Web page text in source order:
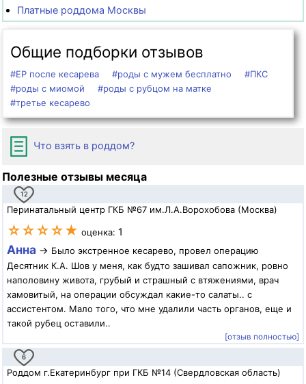
Платные роддома Москвы
Общие подборки отзывов
#ЕР после кесарева #роды с мужем бесплатно
#ПКС
#роды с миомой
#роды с рубцом на матке
#третье кесарево
Что взять в роддом?
Полезные отзывы месяца
12
Перинатальный центр ГКБ №67 им.Л.А.Ворохобова (Москва)
☆☆☆☆★ оценка: 1
Анна → Было экстренное кесарево, провел операцию
Десятник К.А. Шов у меня, как будто зашивал сапожник, ровно
наполовину живота, грубый и страшный с втяжениями, врач
хамовитый, на операции обсуждал какие-то салаты.. с
ассистентом. Мало того, что мне удалили часть органов, еще и
такой рубец оставили..
[отзыв полностью]
6
Роддом г.Екатеринбург при ГКБ №14 (Свердловская область)